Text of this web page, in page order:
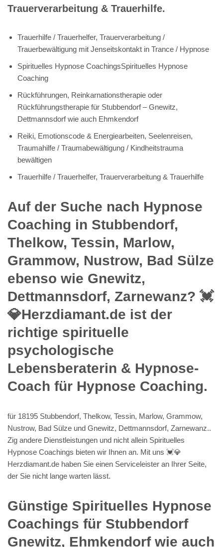
Trauerverarbeitung & Trauerhilfe.
Trauerhilfe / Trauerhelfer, Trauerverarbeitung /
Trauerbewältigung mit Jenseitskontakt in Trance / Hypnose
Spirituelles Hypnose CoachingsSpirituelles Hypnose
Coaching
Rückführungen, Reinkarnationstherapie oder
Rückführungstherapie für Stubbendorf – Gnewitz,
Dettmannsdorf wie auch Ehmkendorf
Reiki, Emotionscode & Energiearbeiten, Seelenreisen,
Traumahilfe / Traumabewältigung / Kindheitstrauma
bewältigen
Trauerhilfe / Trauerhelfer, Trauerverarbeitung & Trauerhilfe
Auf der Suche nach Hypnose
Coaching in Stubbendorf,
Thelkow, Tessin, Marlow,
Grammow, Nustrow, Bad Sülze
ebenso wie Gnewitz,
Dettmannsdorf, Zarnewanz? 💓️
💎Herzdiamant.de ist der
richtige spirituelle
psychologische
Lebensberaterin & Hypnose-
Coach für Hypnose Coaching.
für 18195 Stubbendorf, Thelkow, Tessin, Marlow, Grammow,
Nustrow, Bad Sülze und Gnewitz, Dettmannsdorf, Zarnewanz..
Zig andere Dienstleistungen und nicht allein Spirituelles
Hypnose Coachings bieten wir Ihnen an. Mit uns 💓️💎
Herzdiamant.de haben Sie einen Serviceleister an Ihrer Seite,
der Sie nicht lange warten lässt.
Günstige Spirituelles Hypnose
Coachings für Stubbendorf
Gnewitz, Ehmkendorf wie auch